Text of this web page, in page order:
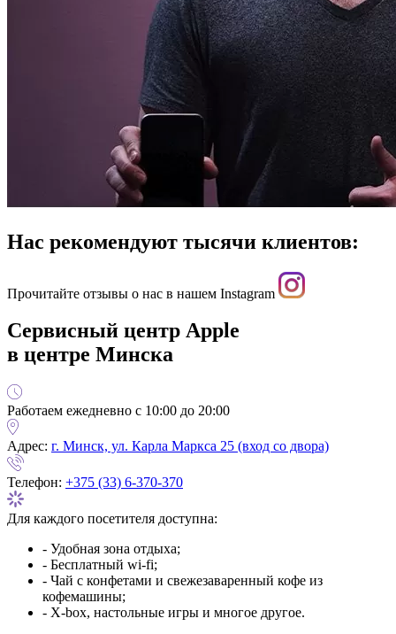
Нас рекомендуют тысячи клиентов:
Прочитайте отзывы о нас в нашем Instagram
Сервисный центр Apple
в центре Минска
Работаем ежедневно с 10:00 до 20:00
Адрес: г. Минск, ул. Карла Маркса 25 (вход со двора)
Телефон: +375 (33) 6-370-370
Для каждого посетителя доступна:
- Удобная зона отдыха;
- Бесплатный wi-fi;
- Чай с конфетами и свежезаваренный кофе из
кофемашины;
- X-box, настольные игры и многое другое.